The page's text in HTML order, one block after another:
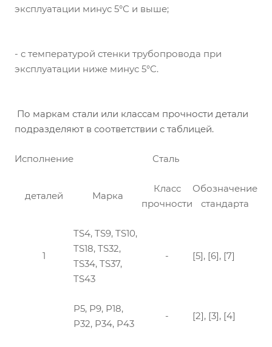
эксплуатации минус 5°С и выше;
- с температурой стенки трубопровода при
эксплуатации ниже минус 5°С.
По маркам стали или классам прочности детали
подразделяют в соответствии с таблицей.
Исполнение Сталь
деталей Марка
Класс
прочности
Обозначение
стандарта
1
TS4, TS9, TS10,
TS18, TS32,
TS34, TS37,
TS43
- [5], [6], [7]
Р5, Р9, Р18,
Р32, Р34, Р43
- [2], [3], [4]